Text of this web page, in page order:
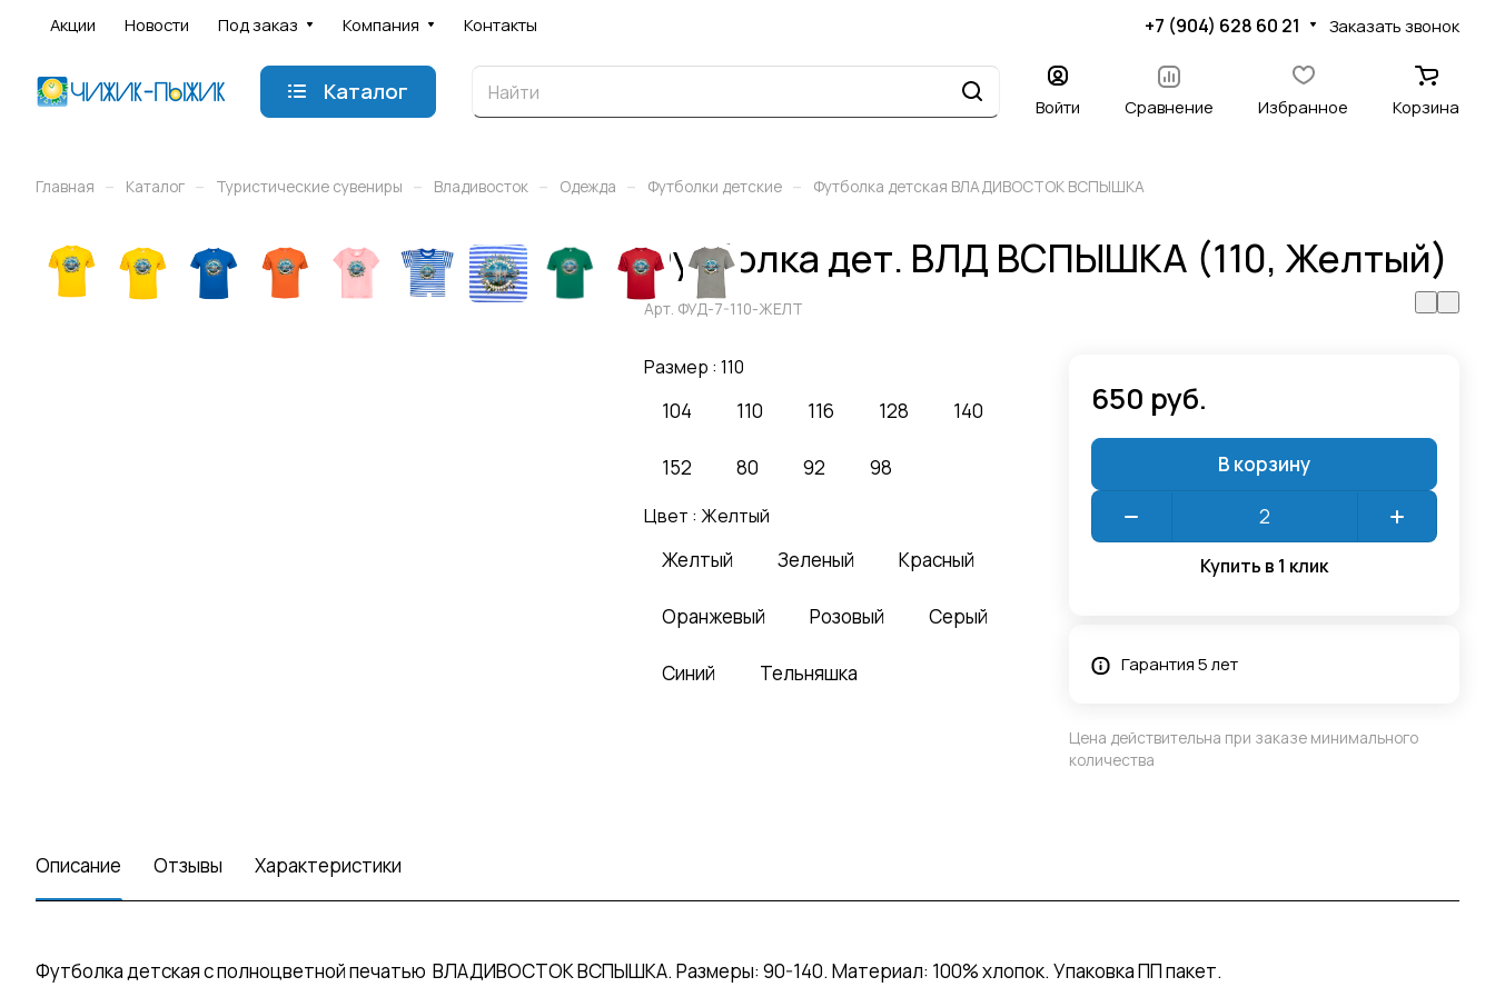
Акции Новости Под заказ Компания Контакты +7 (904) 628 60 21 Заказать звонок
Каталог
Войти Сравнение Избранное Корзина
Главная – Каталог – Туристические сувениры – Владивосток – Одежда – Футболки детские – Футболка детская ВЛАДИВОСТОК ВСПЫШКА
Футболка дет. ВЛД ВСПЫШКА (110, Желтый)
Арт. ФУД-7-110-ЖЕЛТ
Размер : 110
104 110 116 128 140
152 80 92 98
Цвет : Желтый
Желтый Зеленый Красный
Оранжевый Розовый Серый
Синий Тельняшка
650 руб.
В корзину
Купить в 1 клик
Гарантия 5 лет
Цена действительна при заказе минимального
количества
Описание Отзывы Характеристики
Футболка детская с полноцветной печатью ВЛАДИВОСТОК ВСПЫШКА. Размеры: 90-140. Материал: 100% хлопок. Упаковка ПП пакет.